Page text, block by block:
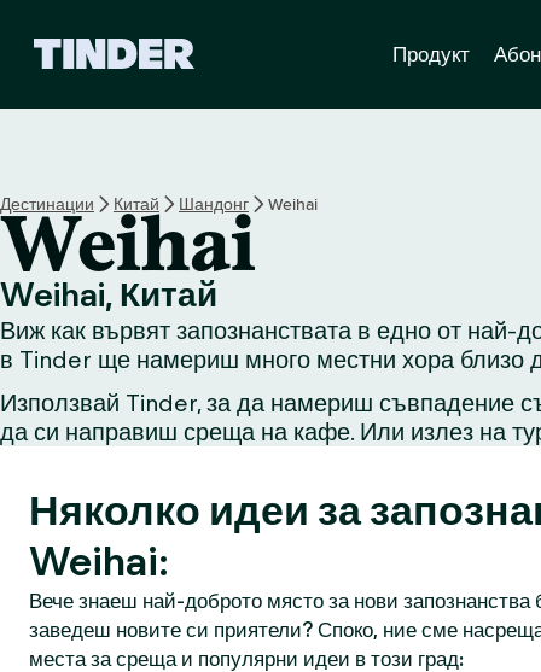
Н
а
ч
а
л
о
Продукт
Дестинации Китай Шандонг Weihai
Weihai
Weihai, Китай
Виж как вървят запознанствата в едно от
в Tinder ще намериш много местни хора близо
Използвай Tinder, за да намериш съвпадение
да си направиш среща на кафе. Или излез на
Няколко идеи за
Weihai:
Вече знаеш най-доброто място за нови
заведеш новите си приятели? Споко, ние сме
места за среща и популярни идеи в този град: